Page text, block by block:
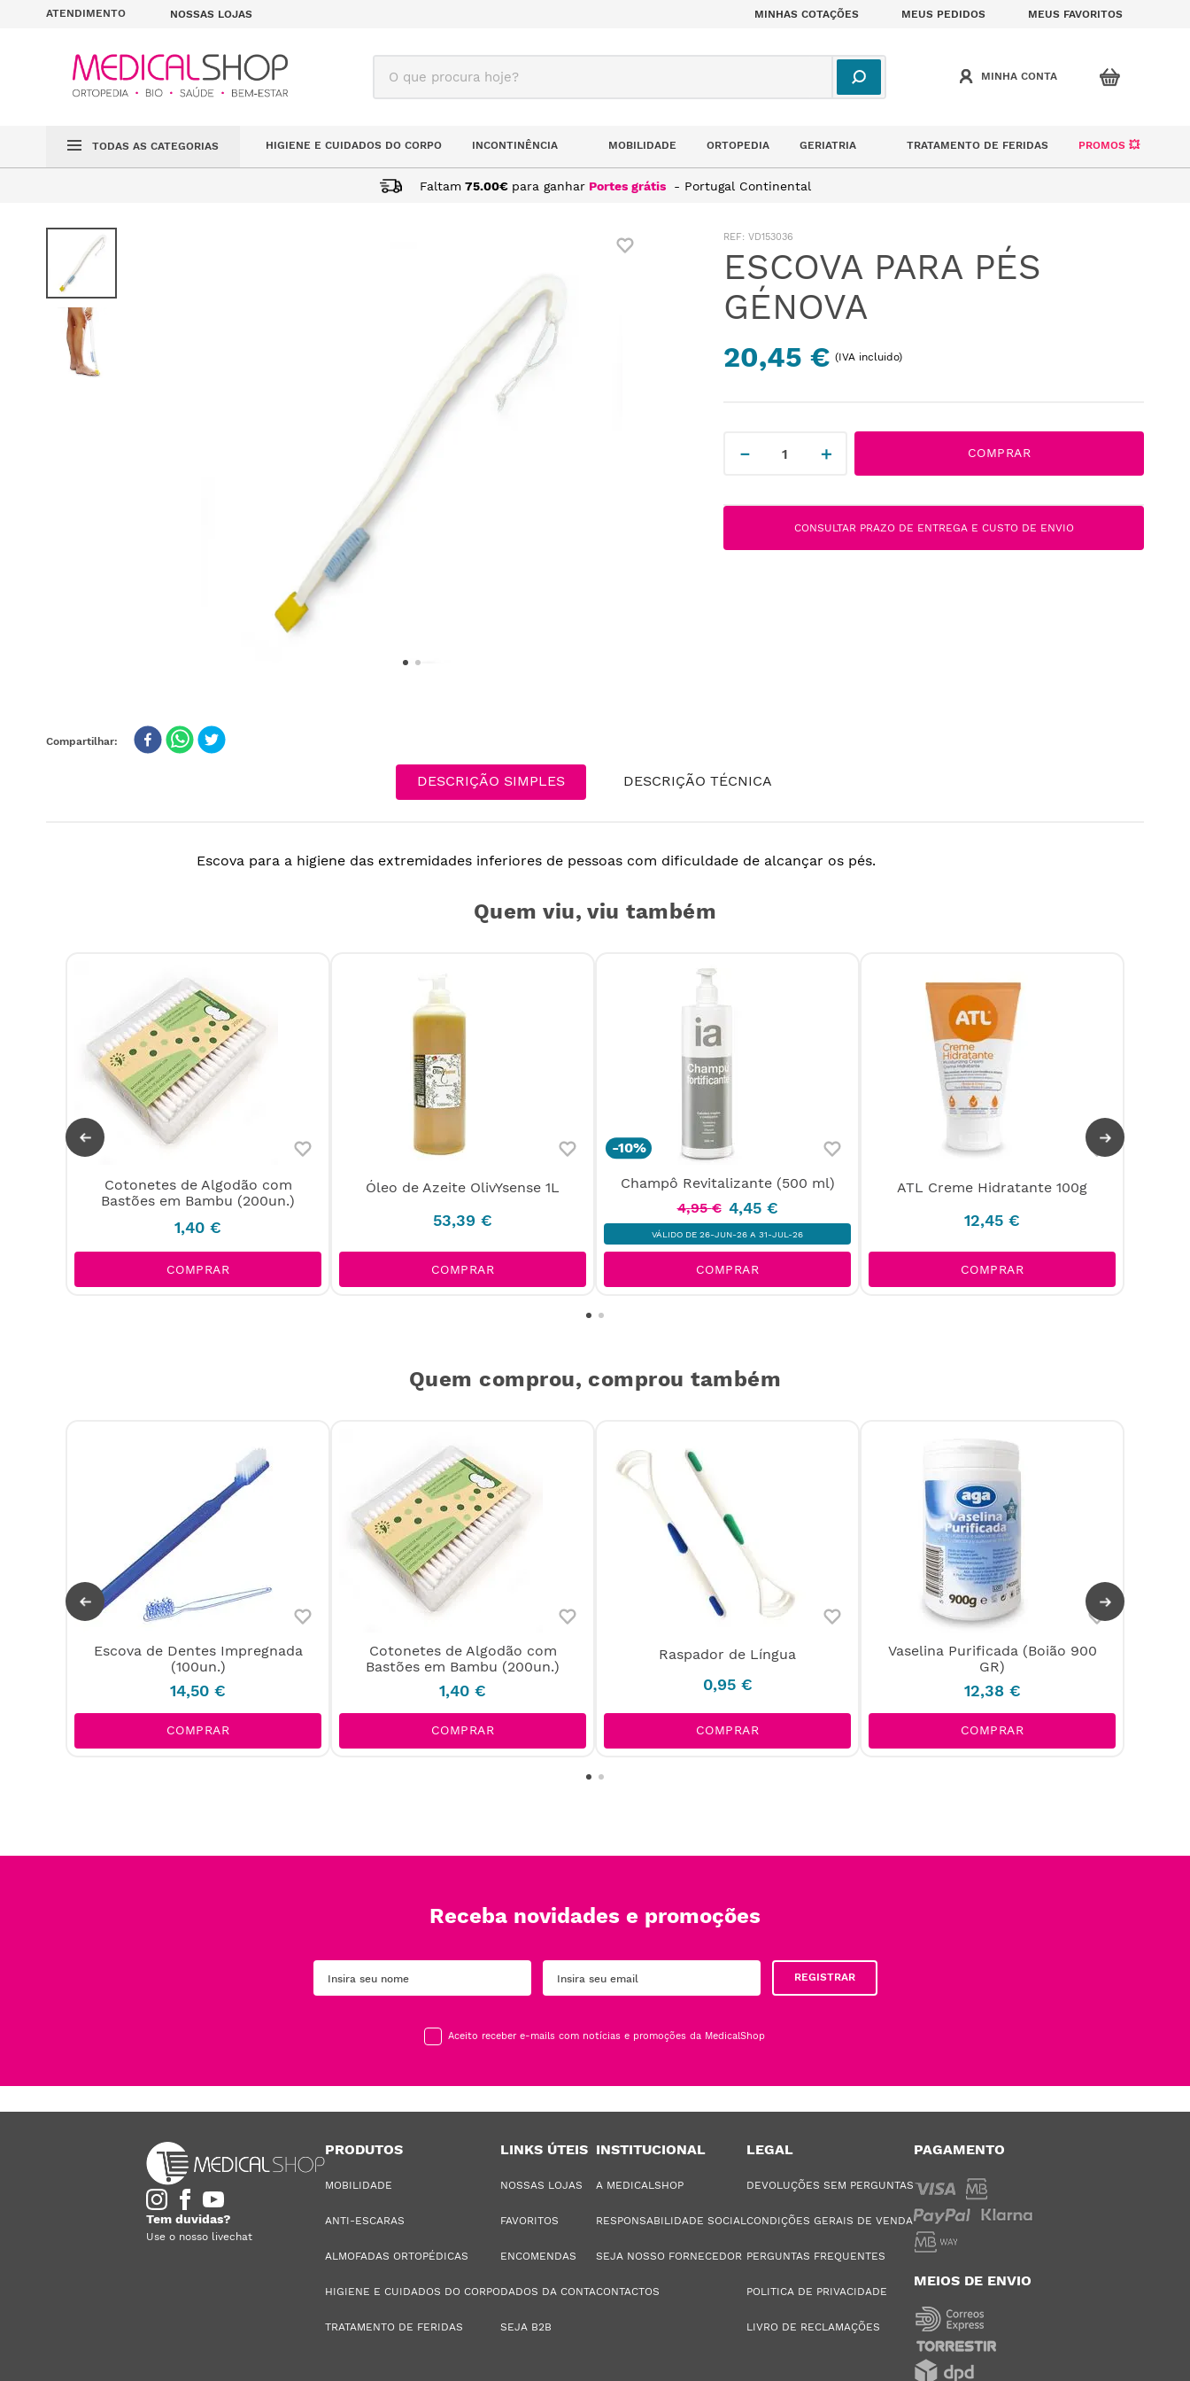
ATENDIMENTO NOSSAS LOJAS MINHAS COTAÇÕES MEUS PEDIDOS MEUS FAVORITOS
O que procura hoje?
TODAS AS CATEGORIAS HIGIENE E CUIDADOS DO CORPO INCONTINÊNCIA MOBILIDADE ORTOPEDIA GERIATRIA TRATAMENTO DE FERIDAS PROMOS 💥
Faltam 75.00€ para ganhar Portes grátis - Portugal Continental
ESCOVA PARA PÉS GÉNOVA
: VD153036
ESCOVA PARA PÉS
GÉNOVA
20,45 € (IVA incluido)
＋
－ COMPRAR
CONSULTAR PRAZO DE ENTREGA E CUSTO DE ENVIO
DESCRIÇÃO SIMPLES DESCRIÇÃO TÉCNICA
Escova para a higiene das extremidades inferiores de pessoas com dificuldade de alcançar os pés.
Quem viu, viu também
Cotonetes de Algodão com
Bastões em Bambu (200un.)
1,40 €
COMPRAR
Óleo de Azeite OlivYsense 1L
53,39 €
COMPRAR
-10%
Champô Revitalizante (500 ml)
4,95 € 4,45 €
VÁLIDO DE 26-JUN-26 A 31-JUL-26
COMPRAR
ATL Creme Hidratante 100g
12,45 €
COMPRAR
Quem comprou, comprou também
Escova de Dentes Impregnada
(100un.)
14,50 €
COMPRAR
Cotonetes de Algodão com
Bastões em Bambu (200un.)
1,40 €
COMPRAR
Raspador de Língua
0,95 €
COMPRAR
Vaselina Purificada (Boião 900
GR)
12,38 €
COMPRAR
Receba novidades e promoções
REGISTRAR
Aceito receber e-mails com notícias e promoções da MedicalShop
Tem duvidas?
Use o nosso livechat
PRODUTOS
MOBILIDADE
ANTI-ESCARAS
ALMOFADAS ORTOPÉDICAS
HIGIENE E CUIDADOS DO CORPO
TRATAMENTO DE FERIDAS
LINKS ÚTEIS
NOSSAS LOJAS
FAVORITOS
ENCOMENDAS
DADOS DA CONTA
SEJA B2B
INSTITUCIONAL
A MEDICALSHOP
RESPONSABILIDADE SOCIAL
SEJA NOSSO FORNECEDOR
CONTACTOS
LEGAL
DEVOLUÇÕES SEM PERGUNTAS
CONDIÇÕES GERAIS DE VENDA
PERGUNTAS FREQUENTES
POLITICA DE PRIVACIDADE
LIVRO DE RECLAMAÇÕES
PAGAMENTO
MEIOS DE ENVIO